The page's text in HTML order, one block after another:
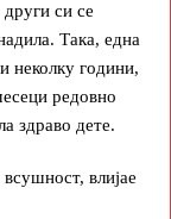
си се
Така, една
неколку години,
редовно
здраво дете.
влијае